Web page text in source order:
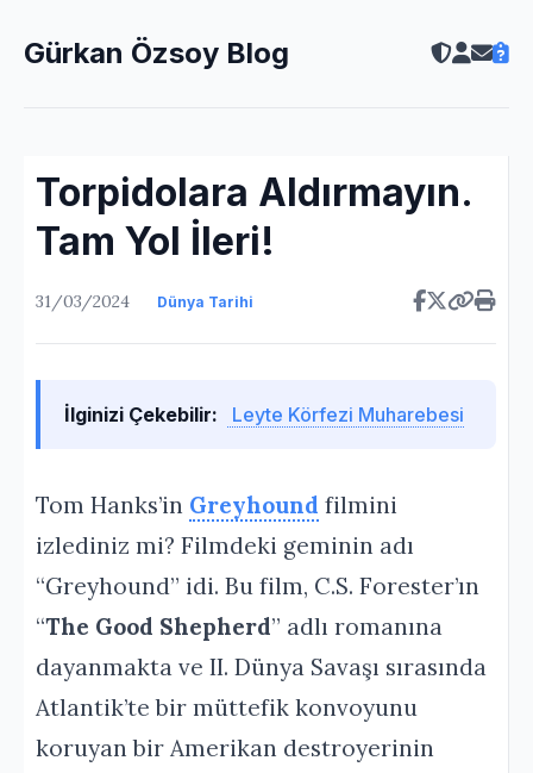
Gürkan Özsoy Blog
Torpidolara Aldırmayın.
Tam Yol İleri!
31/03/2024 Dünya Tarihi
İlginizi Çekebilir: Leyte Körfezi Muharebesi
Tom Hanks’in Greyhound filmini
izlediniz mi? Filmdeki geminin adı
“Greyhound” idi. Bu film, C.S. Forester’ın
“The Good Shepherd” adlı romanına
dayanmakta ve II. Dünya Savaşı sırasında
Atlantik’te bir müttefik konvoyunu
koruyan bir Amerikan destroyerinin